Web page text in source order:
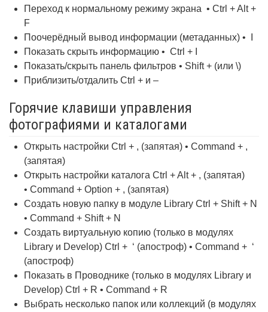
Переход к нормальному режиму экрана • Ctrl + Alt +
F
Поочерёдный вывод информации (метаданных) • I
Показать скрыть информацию • Ctrl + I
Показать/скрыть панель фильтров • Shift + (или \)
Приблизить/отдалить Ctrl + и –
Горячие клавиши управления
фотографиями и каталогами
Открыть настройки Ctrl + , (запятая) • Command + ,
(запятая)
Открыть настройки каталога Ctrl + Alt + , (запятая)
• Command + Option + , (запятая)
Создать новую папку в модуле Library Ctrl + Shift + N
• Command + Shift + N
Создать виртуальную копию (только в модулях
Library и Develop) Ctrl + ‘ (апостроф) • Command + ‘
(апостроф)
Показать в Проводнике (только в модулях Library и
Develop) Ctrl + R • Command + R
Выбрать несколько папок или коллекций (в модулях